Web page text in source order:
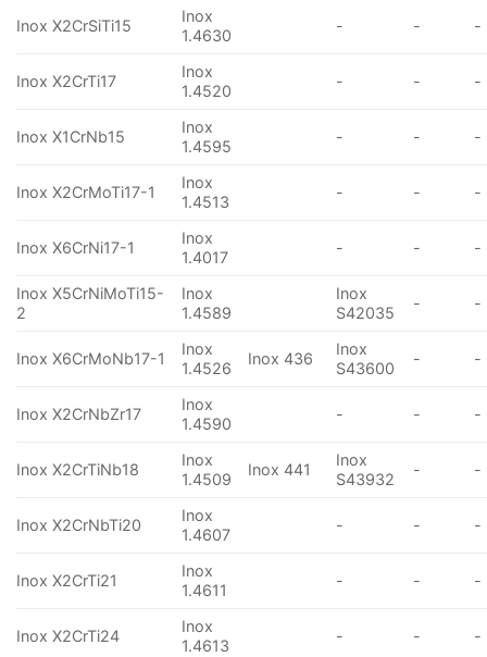
Inox X2CrSiTi15
Inox
1.4630
- - -
Inox X2CrTi17
Inox
1.4520
- - -
Inox X1CrNb15
Inox
1.4595
- - -
Inox X2CrMoTi17-1
Inox
1.4513
- - -
Inox X6CrNi17-1
Inox
1.4017
- - -
Inox X5CrNiMoTi15-
2
Inox
1.4589
Inox
S42035
- -
Inox X6CrMoNb17-1
Inox
1.4526
Inox 436
Inox
S43600
- -
Inox X2CrNbZr17
Inox
1.4590
- - -
Inox X2CrTiNb18
Inox
1.4509
Inox 441
Inox
S43932
- -
Inox X2CrNbTi20
Inox
1.4607
- - -
Inox X2CrTi21
Inox
1.4611
- - -
Inox X2CrTi24
Inox
1.4613
- - -